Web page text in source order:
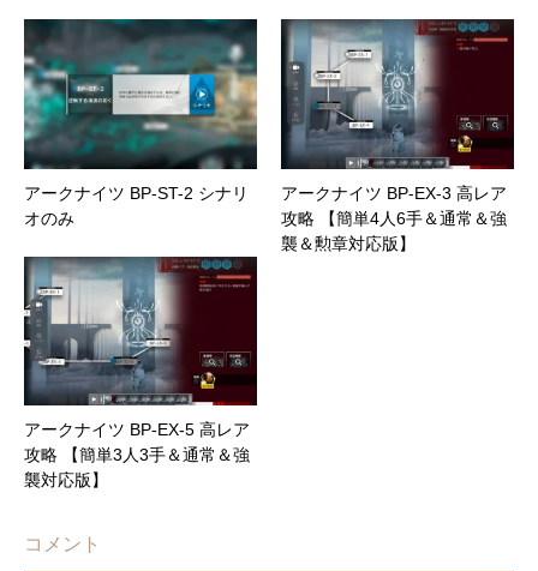
アークナイツ BP-ST-2 シナリ
オのみ
アークナイツ BP-EX-3 高レア
攻略 【簡単4人6手＆通常＆強
襲＆勲章対応版】
アークナイツ BP-EX-5 高レア
攻略 【簡単3人3手＆通常＆強
襲対応版】
コメント